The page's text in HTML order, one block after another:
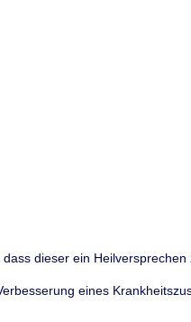
dieser ein Heilversprechen
eines